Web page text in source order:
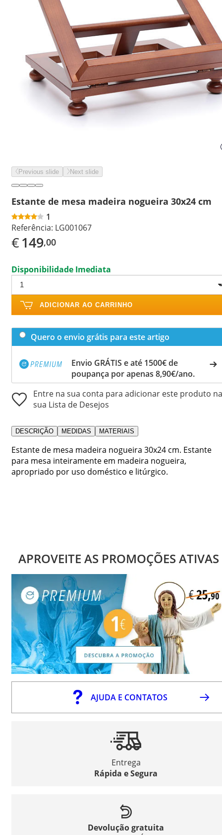
Previous slide Next slide
Estante de mesa madeira nogueira 30x24 cm
1
Referência: LG001067
€149,00
Disponibilidade Imediata
ADICIONAR AO CARRINHO
Quero o envio grátis para este artigo
Envio GRÁTIS e até 1500€ de
poupança por apenas 8,90€/ano.
Entre na sua conta para adicionar este produto na
sua Lista de Desejos
DESCRIÇÃO MEDIDAS MATERIAIS
Estante de mesa madeira nogueira 30x24 cm. Estante
para mesa inteiramente em madeira nogueira,
apropriado por uso doméstico e litúrgico.
APROVEITE AS PROMOÇÕES ATIVAS
AJUDA E CONTATOS
Entrega
Rápida e Segura
Devolução gratuita